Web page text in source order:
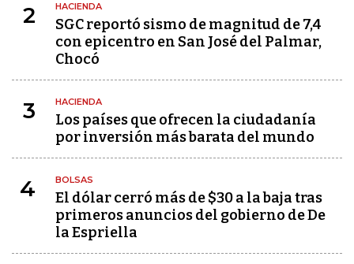
2 HACIENDA
SGC reportó sismo de magnitud de 7,4
con epicentro en San José del Palmar,
Chocó
3 HACIENDA
Los países que ofrecen la ciudadanía
por inversión más barata del mundo
4 BOLSAS
El dólar cerró más de $30 a la baja tras
primeros anuncios del gobierno de De
la Espriella